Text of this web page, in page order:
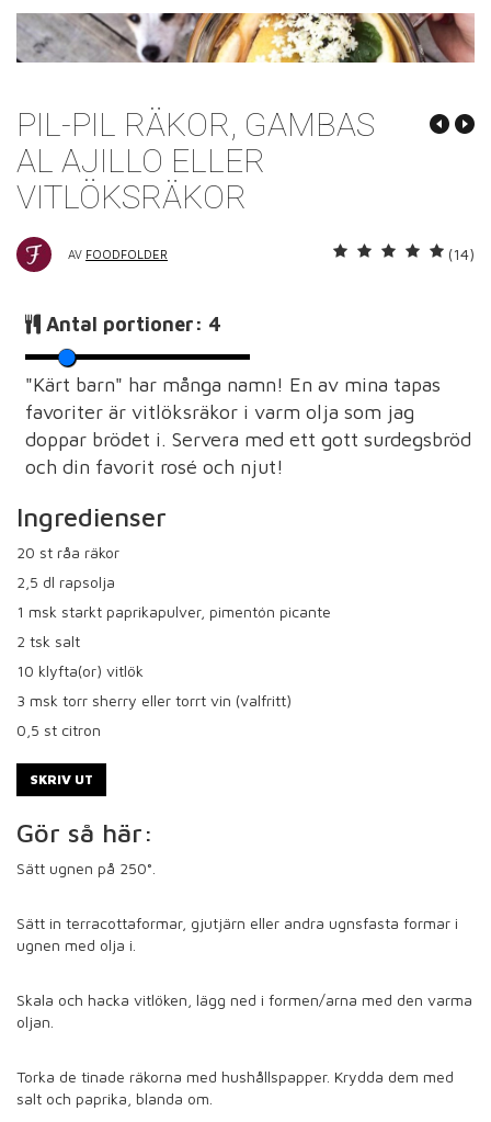
PIL-PIL RÄKOR, GAMBAS
AL AJILLO ELLER
VITLÖKSRÄKOR
AV FOODFOLDER (14)
Antal portioner: 4
"Kärt barn" har många namn! En av mina tapas
favoriter är vitlöksräkor i varm olja som jag
doppar brödet i. Servera med ett gott surdegsbröd
och din favorit rosé och njut!
Ingredienser
20 st råa räkor
2,5 dl rapsolja
1 msk starkt paprikapulver, pimentón picante
2 tsk salt
10 klyfta(or) vitlök
3 msk torr sherry eller torrt vin (valfritt)
0,5 st citron
SKRIV UT
Gör så här:
Sätt ugnen på 250°.
Sätt in terracottaformar, gjutjärn eller andra ugnsfasta formar i
ugnen med olja i.
Skala och hacka vitlöken, lägg ned i formen/arna med den varma
oljan.
Torka de tinade räkorna med hushållspapper. Krydda dem med
salt och paprika, blanda om.